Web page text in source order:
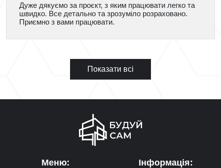
Дуже дякуємо за проєкт, з яким працювати легко та
швидко. Все детально та зрозуміло розраховано.
Приємно з вами працювати.
Показати всі
Меню: Інформація: